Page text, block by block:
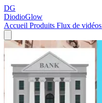
DG
DiodioGlow
Accueil Produits Flux de vidéos